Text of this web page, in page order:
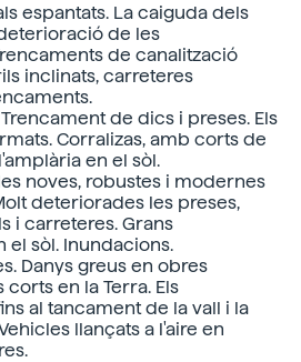
espantats. La caiguda dels
de les
de canalització
inclinats, carreteres
de dics i preses. Els
Corralizas, amb corts de
en el sòl.
noves, robustes i modernes
deteriorades les preses,
i carreteres. Grans
el sòl. Inundacions.
Danys greus en obres
en la Terra. Els
al tancament de la vall i la
llançats a l'aire en